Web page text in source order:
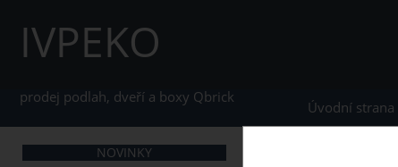
IVPEKO
prodej podlah, dveří a boxy Qbrick
Úvodní strana
NOVINKY